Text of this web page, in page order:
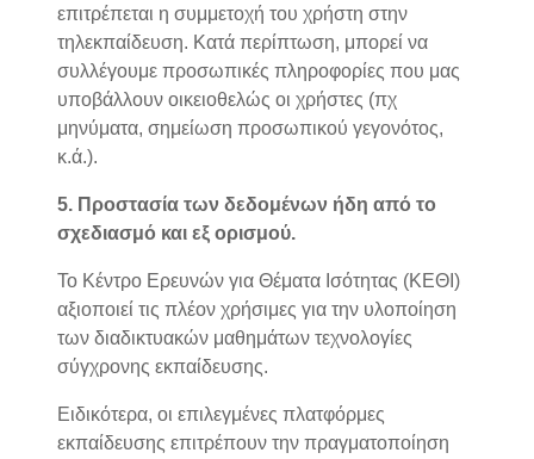
επιτρέπεται η συμμετοχή του χρήστη στην
τηλεκπαίδευση. Κατά περίπτωση, μπορεί να
συλλέγουμε προσωπικές πληροφορίες που μας
υποβάλλουν οικειοθελώς οι χρήστες (πχ
μηνύματα, σημείωση προσωπικού γεγονότος,
κ.ά.).
5. Προστασία των δεδομένων ήδη από το
σχεδιασμό και εξ ορισμού.
Το Κέντρο Ερευνών για Θέματα Ισότητας (ΚΕΘΙ)
αξιοποιεί τις πλέον χρήσιμες για την υλοποίηση
των διαδικτυακών μαθημάτων τεχνολογίες
σύγχρονης εκπαίδευσης.
Ειδικότερα, οι επιλεγμένες πλατφόρμες
εκπαίδευσης επιτρέπουν την πραγματοποίηση